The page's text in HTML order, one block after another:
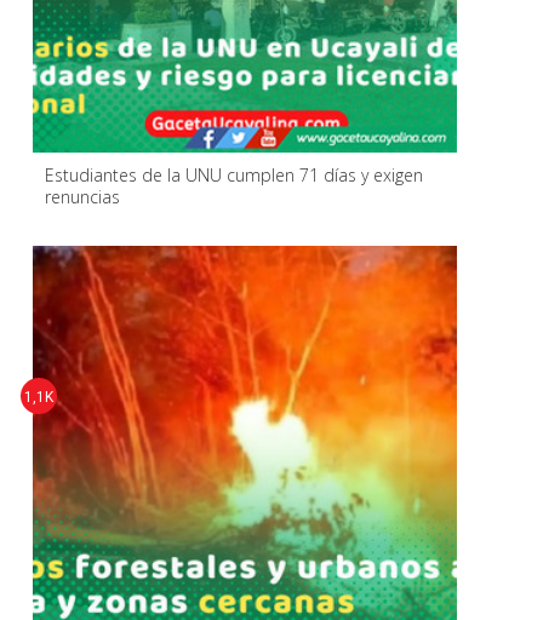
Estudiantes de la UNU cumplen 71 días y exigen
renuncias
1,1K